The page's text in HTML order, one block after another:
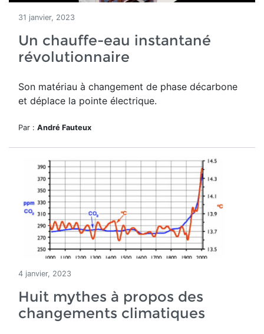
31 janvier, 2023
Un chauffe-eau instantané
révolutionnaire
Son matériau à changement de phase décarbone
et déplace la pointe électrique.
Par : André Fauteux
4 janvier, 2023
Huit mythes à propos des
changements climatiques